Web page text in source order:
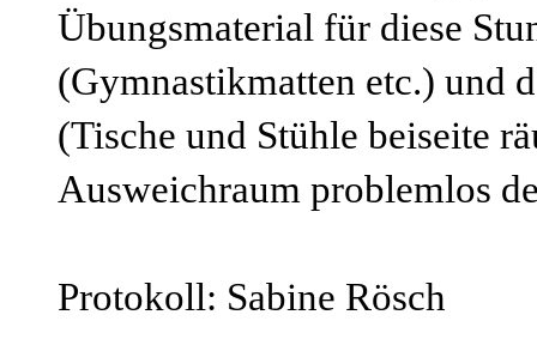
Übungsmaterial für diese
(Gymnastikmatten etc.) und
(Tische und Stühle beiseite
Ausweichraum problemlos
Protokoll: Sabine Rösch